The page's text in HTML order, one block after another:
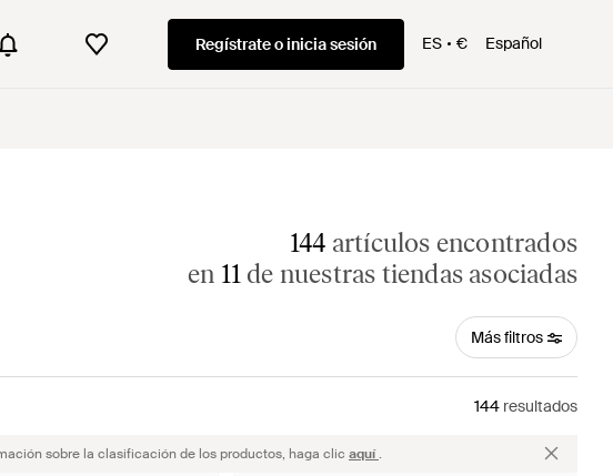
Regístrate o inicia sesión ES € Español
144 artículos encontrados
en 11 de nuestras tiendas asociadas
Más filtros
144 resultados
sobre la clasificación de los productos, haga clic aquí.